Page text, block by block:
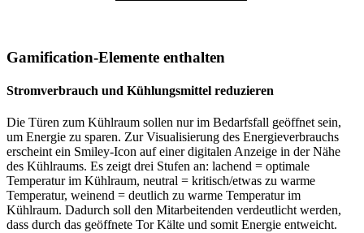
Gamification-Elemente enthalten
Stromverbrauch und Kühlungsmittel reduzieren
Die Türen zum Kühlraum sollen nur im Bedarfsfall geöffnet sein,
um Energie zu sparen. Zur Visualisierung des Energieverbrauchs
erscheint ein Smiley-Icon auf einer digitalen Anzeige in der Nähe
des Kühlraums. Es zeigt drei Stufen an: lachend = optimale
Temperatur im Kühlraum, neutral = kritisch/etwas zu warme
Temperatur, weinend = deutlich zu warme Temperatur im
Kühlraum. Dadurch soll den Mitarbeitenden verdeutlicht werden,
dass durch das geöffnete Tor Kälte und somit Energie entweicht.